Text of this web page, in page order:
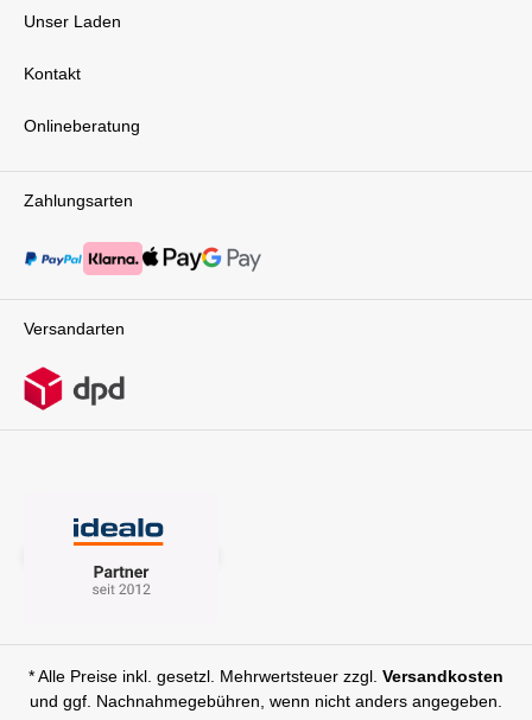
Zahlungsarten
Versandarten
Unser Laden
Kontakt
Onlineberatung
* Alle Preise inkl. gesetzl. Mehrwertsteuer zzgl. Versandkosten
und ggf. Nachnahmegebühren, wenn nicht anders angegeben.